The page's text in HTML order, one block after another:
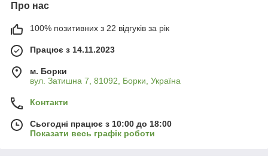
Про нас
100% позитивних з 22 відгуків за рік
Працює з 14.11.2023
м. Борки
вул. Затишна 7, 81092, Борки, Україна
Контакти
Сьогодні працює з 10:00 до 18:00
Показати весь графік роботи